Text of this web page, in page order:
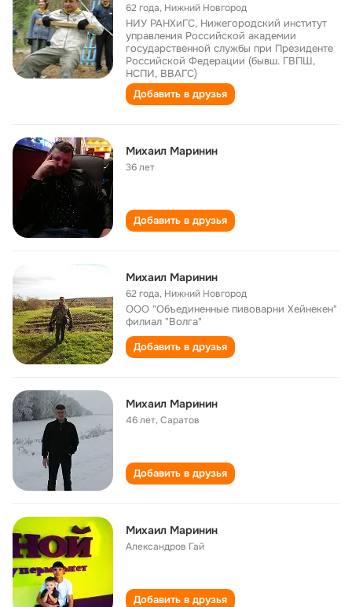
62 года, Нижний Новгород
НИУ РАНХиГС, Нижегородский институт
управления Российской академии
государственной службы при Президенте
Российской Федерации (бывш. ГВПШ,
НСПИ, ВВАГС)
Добавить в друзья
Михаил Маринин
36 лет
Добавить в друзья
Михаил Маринин
62 года, Нижний Новгород
ООО "Объединенные пивоварни Хейнекен"
филиал "Волга"
Добавить в друзья
Михаил Маринин
46 лет,Саратов
Добавить в друзья
Михаил Маринин
Александров Гай
Добавить в друзья